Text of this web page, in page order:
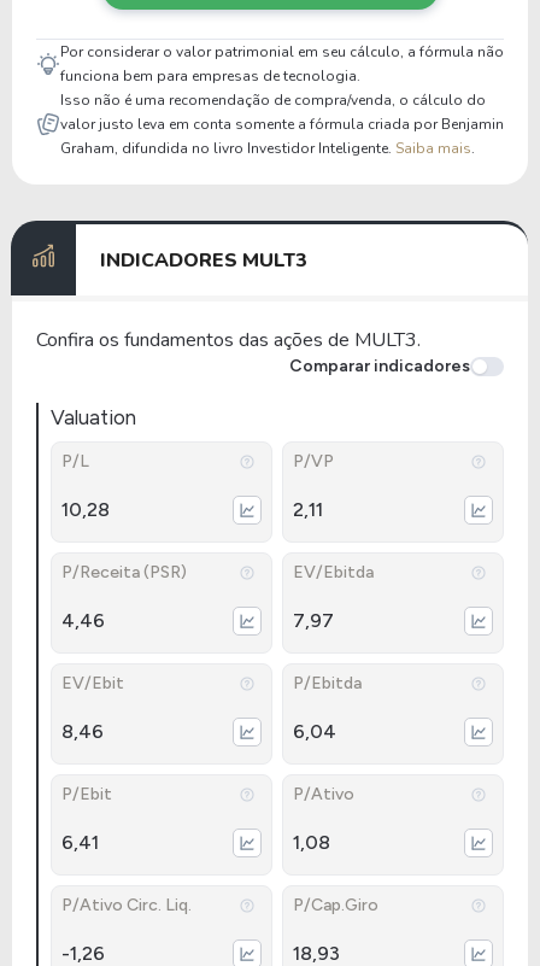
Por considerar o valor patrimonial em seu cálculo, a fórmula não
funciona bem para empresas de tecnologia.
Isso não é uma recomendação de compra/venda, o cálculo do
valor justo leva em conta somente a fórmula criada por Benjamin
Graham, difundida no livro Investidor Inteligente. Saiba mais.
INDICADORES MULT3
Confira os fundamentos das ações de MULT3.
Comparar indicadores
Valuation
P/L
10,28
P/VP
2,11
P/Receita (PSR)
4,46
EV/Ebitda
7,97
EV/Ebit
8,46
P/Ebitda
6,04
P/Ebit
6,41
P/Ativo
1,08
P/Ativo Circ. Liq.
-1,26
P/Cap.Giro
18,93